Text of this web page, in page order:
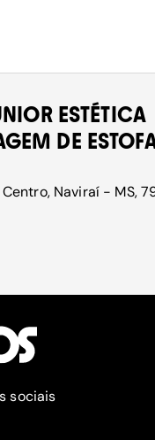
ESTÉTICA
DE
Centro, Naviraí - MS,
sociais